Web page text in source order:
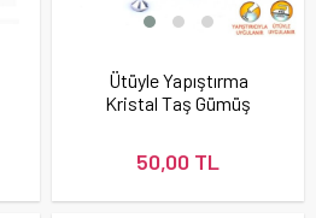
Ütüyle Yapıştırma
Kristal Taş Gümüş
50,00 TL